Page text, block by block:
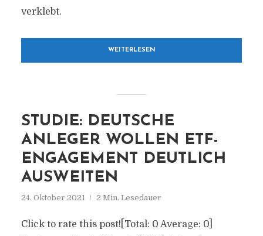
verklebt.
WEITERLESEN
STUDIE: DEUTSCHE
ANLEGER WOLLEN ETF-
ENGAGEMENT DEUTLICH
AUSWEITEN
24. Oktober 2021 2 Min. Lesedauer
Click to rate this post![Total: 0 Average: 0]